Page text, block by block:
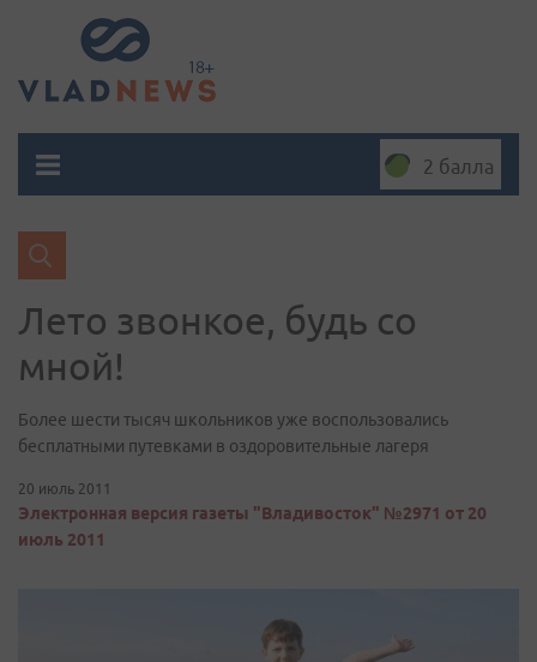
2 балла
Лето звонкое, будь со
мной!
Более шести тысяч школьников уже воспользовались
бесплатными путевками в оздоровительные лагеря
20 июль 2011
Электронная версия газеты "Владивосток" №2971 от 20
июль 2011